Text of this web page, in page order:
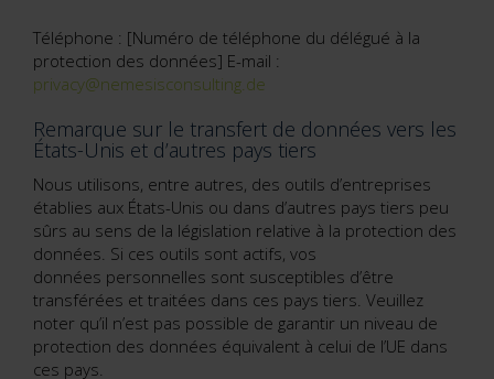
Téléphone : [Numéro de téléphone du délégué à la
protection des données] E-mail :
privacy@nemesisconsulting.de
Remarque sur le transfert de données vers les
États-Unis et d’autres pays tiers
Nous utilisons, entre autres, des outils d’entreprises
établies aux États-Unis ou dans d’autres pays tiers peu
sûrs au sens de la législation relative à la protection des
données. Si ces outils sont actifs, vos
données personnelles sont susceptibles d’être
transférées et traitées dans ces pays tiers. Veuillez
noter qu’il n’est pas possible de garantir un niveau de
protection des données équivalent à celui de l’UE dans
ces pays.